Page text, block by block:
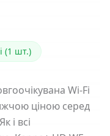
(1 шт.)
Wi-Fi
ціною серед
і всі